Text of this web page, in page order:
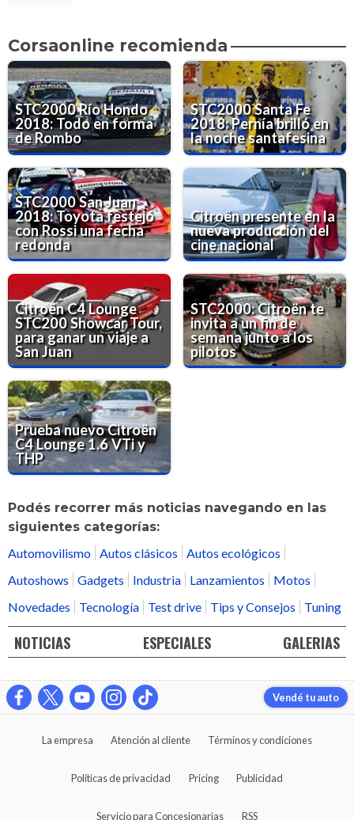
Corsaonline recomienda
STC2000 Río Hondo
2018: Todo en forma
de Rombo
STC2000 Santa Fe
2018: Pernía brilló en
la noche santafesina
STC2000 San Juan
2018: Toyota festejó
con Rossi una fecha
redonda
Citroën presente en la
nueva producción del
cine nacional
Citroën C4 Lounge
STC200 Showcar Tour,
para ganar un viaje a
San Juan
STC2000: Citroën te
invita a un fin de
semana junto a los
pilotos
Prueba nuevo Citroën
C4 Lounge 1.6 VTi y
THP
Podés recorrer más noticias navegando en las
siguientes categorías:
Automovilismo Autos clásicos
Autos ecológicos
Autoshows
Gadgets Industria Lanzamientos
Motos
Novedades
Tecnología Test drive Tips y Consejos Tuning
NOTICIAS ESPECIALES GALERIAS
Vendé tu auto
La empresa Atención al cliente Términos y condiciones
Políticas de privacidad Pricing Publicidad
Servicio para Concesionarias RSS